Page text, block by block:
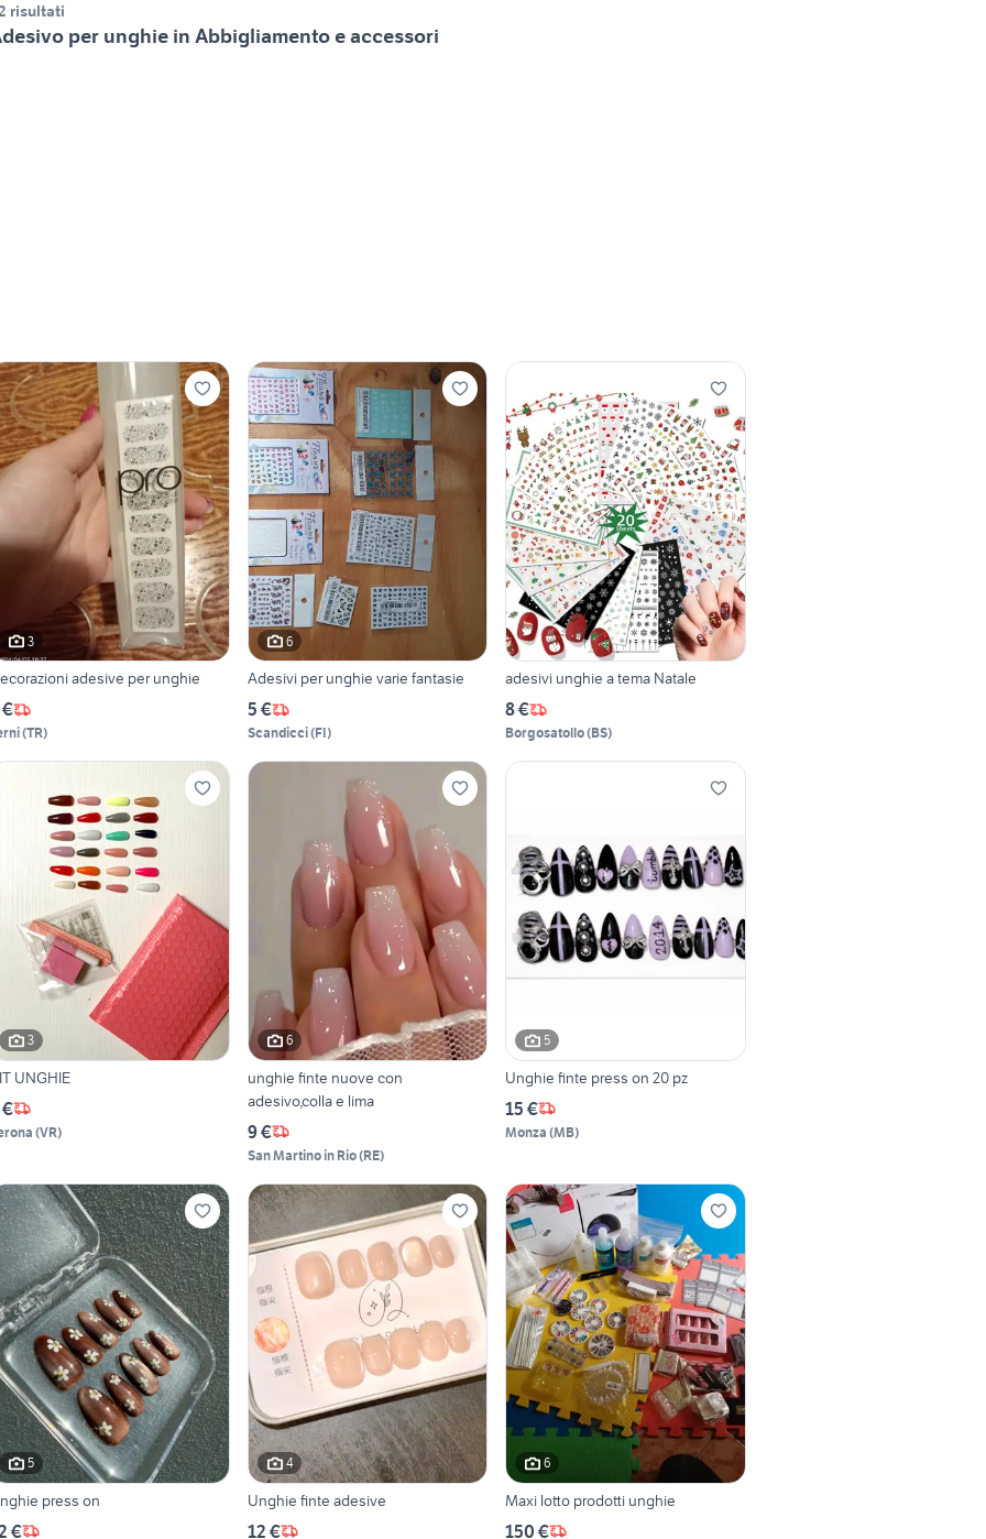
risultati
per unghie in Abbigliamento e accessori
3
adesive per unghie
(TR)
6
Adesivi per unghie varie fantasie
5 €
Scandicci(FI)
adesivi unghie a tema Natale
8 €
Borgosatollo(BS)
3
UNGHIE
(VR)
6
unghie finte nuove con
adesivo,colla e lima
9 €
San Martino in Rio(RE)
5
Unghie finte press on 20 pz
15 €
Monza (MB)
5
press on
€
4
Unghie finte adesive
12 €
6
Maxi lotto prodotti unghie
150 €